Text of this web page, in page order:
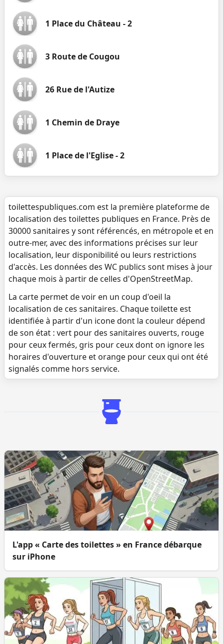
1 Place du Château - 2
3 Route de Cougou
26 Rue de l'Autize
1 Chemin de Draye
1 Place de l'Eglise - 2
toilettespubliques.com est la première plateforme de
localisation des toilettes publiques en France. Près de
30000 sanitaires y sont référencés, en métropole et en
outre-mer, avec des informations précises sur leur
localisation, leur disponibilité ou leurs restrictions
d'accès. Les données des WC publics sont mises à jour
chaque mois à partir de celles d'OpenStreetMap.
La carte permet de voir en un coup d'oeil la
localisation de ces sanitaires. Chaque toilette est
identifiée à partir d'un icone dont la couleur dépend
de son état : vert pour des sanitaires ouverts, rouge
pour ceux fermés, gris pour ceux dont on ignore les
horaires d'ouverture et orange pour ceux qui ont été
signalés comme hors service.
L'app « Carte des toilettes » en France débarque
sur iPhone